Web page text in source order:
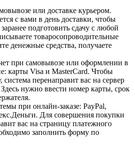
или доставке курьером.
с вами в день доставки, чтобы
подготовить сдачу с любой
товаросопроводительные
денежные средства, получаете
при самовывозе или оформлении в
карты Visa и MasterCard. Чтобы
система перенаправит вас на сервер
нужно ввести номер карты, срок
при онлайн-заказе: PayPal,
Для совершения покупки
вас на страницу платежного
заполнить форму по